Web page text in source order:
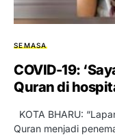
SEMASA
COVID-19:
Quran di
KOTA BHARU:
Quran menjadi